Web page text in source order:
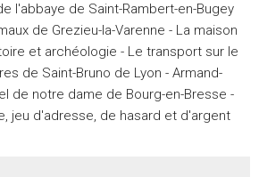
l'abbaye de Saint-Rambert-en-Bugey
de Grezieu-la-Varenne - La maison
et archéologie - Le transport sur le
de Saint-Bruno de Lyon - Armand-
de notre dame de Bourg-en-Bresse -
jeu d'adresse, de hasard et d'argent